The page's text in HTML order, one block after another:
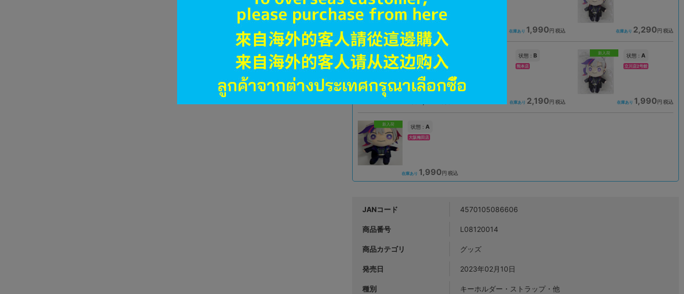
在庫あり 1,690 在庫あり 1,990円 税込 在庫あり 2,290円 税込
状態 :未開封
海老名マルイ店
状態 : B
熊本店
在庫あり 2,190円 税込
新入荷 状態 : A
立川店2号館
在庫あり 1,990円 税込
新入荷 状態 : A
大阪梅田店
在庫あり 1,990 円 税込
JANコード 4570105086606
商品番号 L08120014
商品カテゴリ グッズ
発売日 2023年02月10日
種別 キーホルダー・ストラップ・他